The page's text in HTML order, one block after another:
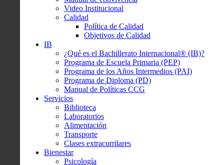
Video Institucional
Calidad
Política de Calidad
Objetivos de Calidad
IB
¿Qué es el Bachillerato Internacional® (IB)?
Programa de Escuela Primaria (PEP)
Programa de los Años Intermedios (PAI)
Programa de Diploma (PD)
Manual de Políticas CCG
Servicios
Biblioteca
Laboratorios
Alimentación
Transporte
Clases extracurrilares
Bienestar
Psicología